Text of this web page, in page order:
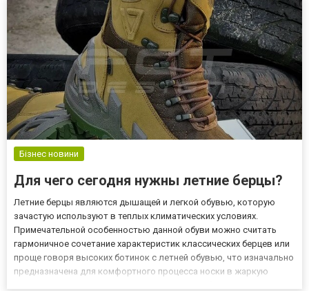
Бізнес новини
Для чего сегодня нужны летние берцы?
Летние берцы являются дышащей и легкой обувью, которую
зачастую используют в теплых климатических условиях.
Примечательной особенностью данной обуви можно считать
гармоничное сочетание характеристик классических берцев или
проще говоря высоких ботинок с летней обувью, что изначально
предназначена для комфортного процесса носки в жаркую